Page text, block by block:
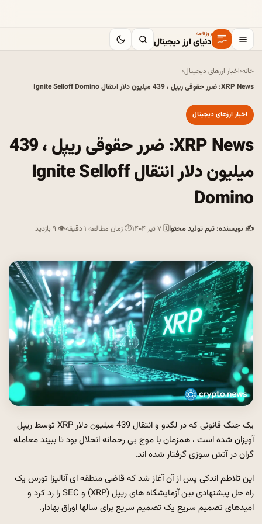
روزنامه
دنیای ارز دیجیتال
خانه‹اخبار ارزهای دیجیتال‹
XRP News: ضرر حقوقی ریپل ، 439 میلیون دلار انتقال Ignite Selloff Domino
اخبار ارزهای دیجیتال
XRP News: ضرر حقوقی ریپل ، 439
میلیون دلار انتقال Ignite Selloff
Domino
✍ نویسنده: تیم تولید محتوا🗓 ۷ تیر ۱۴۰۴ ⏱ زمان مطالعه ۱ دقیقه 👁 ۹ بازدید
یک جنگ قانونی که در لگدو و انتقال 439 میلیون دلار XRP توسط ریپل
آویزان شده است ، همزمان با موج بی رحمانه انحلال بود تا ببیند معامله
گران در آتش سوزی گرفتار شده اند.
این تلاطم اندکی پس از آن آغاز شد که قاضی منطقه ای آنالیزا تورس یک
راه حل پیشنهادی بین آزمایشگاه های ریپل (XRP) و SEC را رد کرد و
امیدهای تصمیم سریع یک تصمیم سریع برای سالها اوراق بهادار.